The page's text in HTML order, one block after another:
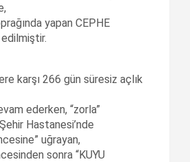
yapan CEPHE
karşı 266 gün süresiz açlık
ederken, “zorla”
Hastanesi’nde
uğrayan,
sonra “KUYU